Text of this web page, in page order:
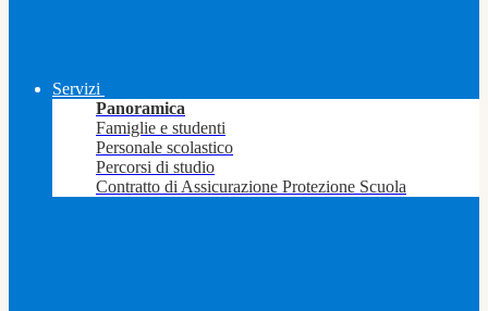
Servizi
Panoramica
Famiglie e studenti
Personale scolastico
Percorsi di studio
Contratto di Assicurazione Protezione Scuola